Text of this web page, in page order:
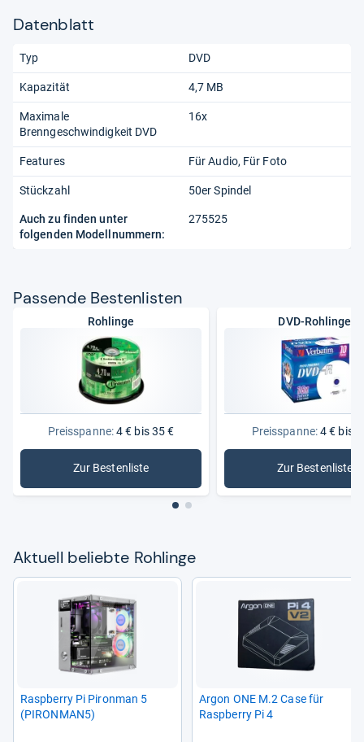
Datenblatt
Typ DVD
Kapazität 4,7 MB
Maximale
Brenngeschwindigkeit DVD
16x
Features Für Audio Für Foto
Stückzahl 50er Spindel
Auch zu finden unter
folgenden Modellnummern:
275525
Pas­sende Bes­ten­lis­ten
Rohlinge
Preisspanne:4 € bis 35 €
Zur Bestenliste
: Rohlinge
DVD-Rohlinge
Preisspanne:4 € bis
Zur Bestenliste
: DVD-
Aktu­ell beliebte Roh­linge
Raspberry Pi Piron­man 5
(PIRON­MAN5)
Argon ONE M.2 Case für
Raspberry Pi 4